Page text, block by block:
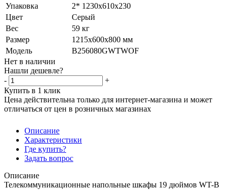
Упаковка
2* 1230х610х230
Цвет
Серый
Вес
59 кг
Размер
1215х600х800 мм
Модель
B256080GWTWOF
Нет в наличии
Нашли дешевле?
-
+
Купить в 1 клик
Цена действительна только для интернет-магазина и может
отличаться от цен в розничных магазинах
Описание
Характеристики
Где купить?
Задать вопрос
Описание
Телекоммуникационные напольные шкафы 19 дюймов WT-B